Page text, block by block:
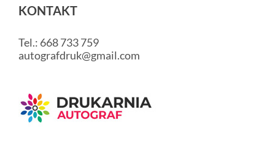
KONTAKT
Tel.: 668 733 759
autografdruk@gmail.com